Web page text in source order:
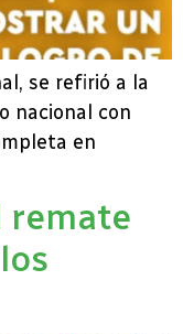
se refirió a la
nacional con
en
remate